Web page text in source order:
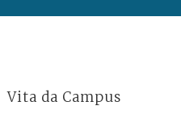
Vita da Campus